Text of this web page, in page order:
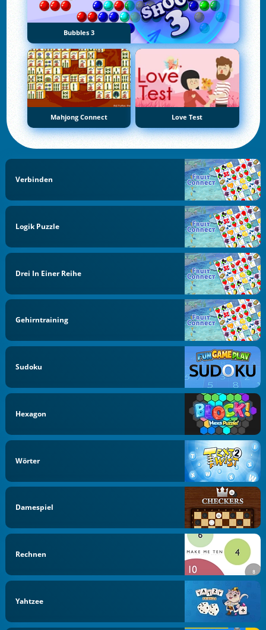
Bubbles 3
Mahjong Connect Love Test
Verbinden
Logik Puzzle
Drei In Einer Reihe
Gehirntraining
Sudoku
Hexagon
Wörter
Damespiel
Rechnen
Yahtzee